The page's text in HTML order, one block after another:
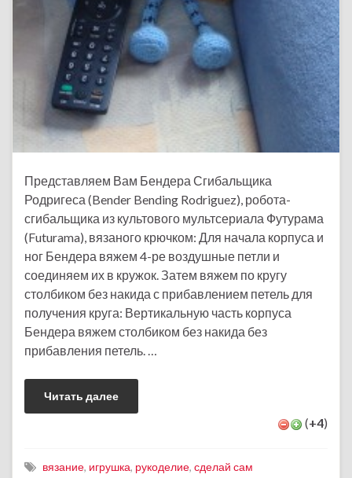
Представляем Вам Бендера Сгибальщика
Родригеса (Bender Bending Rodriguez), робота-
сгибальщика из культового мультсериала Футурама
(Futurama), вязаного крючком: Для начала корпуса и
ног Бендера вяжем 4-ре воздушные петли и
соединяем их в кружок. Затем вяжем по кругу
столбиком без накида с прибавлением петель для
получения круга: Вертикальную часть корпуса
Бендера вяжем столбиком без накида без
прибавления петель. …
Читать далее
(+4)
вязание, игрушка, рукоделие, сделай сам